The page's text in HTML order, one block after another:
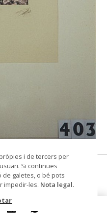
Patrimoni de
paper
i de tercers per
Si continues
de galetes, o bé pots
impedir-les. Nota legal.